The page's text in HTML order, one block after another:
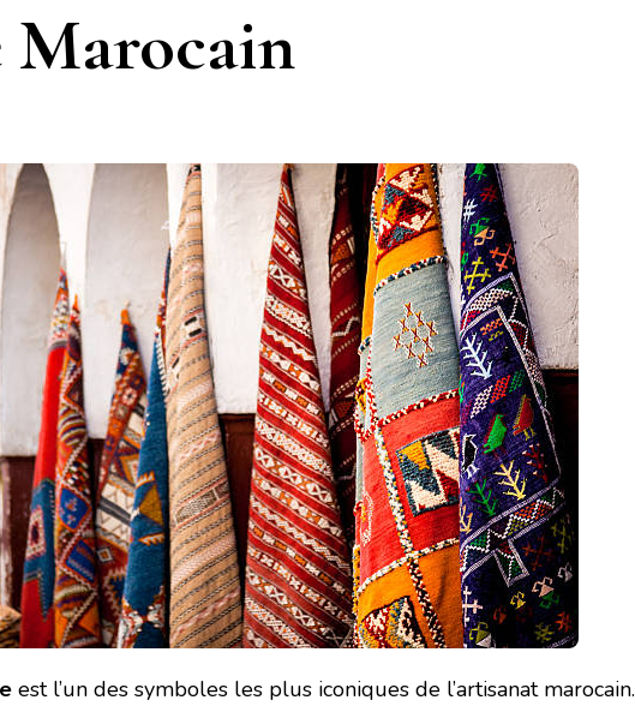
Marocain
est l’un des symboles les plus iconiques de l’artisanat marocain.